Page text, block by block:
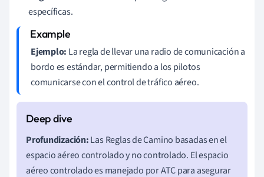
específicas.
Ejemplo: La regla de llevar una radio de comunicación a
bordo es estándar, permitiendo a los pilotos
comunicarse con el control de tráfico aéreo.
Profundización:Las Reglas de Camino basadas en el
espacio aéreo controlado y no controlado. El espacio
aéreo controlado es manejado por ATC para asegurar